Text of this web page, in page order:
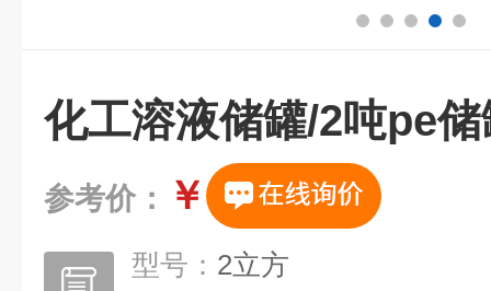
化工溶液储罐/2吨pe储
参考价： ￥
型号： 2立方